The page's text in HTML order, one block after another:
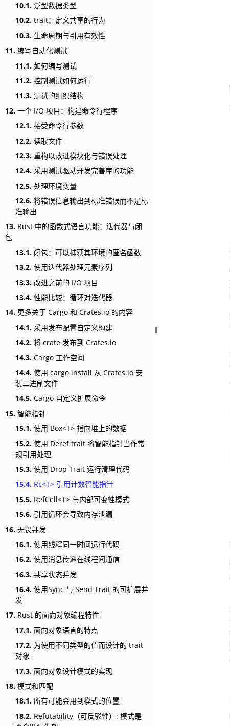
10.1. 泛型数据类型
10.2. trait：定义共享的行为
10.3. 生命周期与引用有效性
11. 编写自动化测试
11.1. 如何编写测试
11.2. 控制测试如何运行
11.3. 测试的组织结构
12. 一个 I/O 项目：构建命令行程序
12.1. 接受命令行参数
12.2. 读取文件
12.3. 重构以改进模块化与错误处理
12.4. 采用测试驱动开发完善库的功能
12.5. 处理环境变量
12.6. 将错误信息输出到标准错误而不是标
准输出
13. Rust 中的函数式语言功能：迭代器与闭
包
13.1. 闭包：可以捕获其环境的匿名函数
13.2. 使用迭代器处理元素序列
13.3. 改进之前的 I/O 项目
13.4. 性能比较：循环对迭代器
14. 更多关于 Cargo 和 Crates.io 的内容
14.1. 采用发布配置自定义构建
14.2. 将 crate 发布到 Crates.io
14.3. Cargo 工作空间
14.4. 使用 cargo install 从 Crates.io 安
装二进制文件
14.5. Cargo 自定义扩展命令
15. 智能指针
15.1. 使用 Box<T> 指向堆上的数据
15.2. 使用 Deref trait 将智能指针当作常
规引用处理
15.3. 使用 Drop Trait 运行清理代码
15.4. Rc<T> 引用计数智能指针
15.5. RefCell<T> 与内部可变性模式
15.6. 引用循环会导致内存泄漏
16. 无畏并发
16.1. 使用线程同一时间运行代码
16.2. 使用消息传递在线程间通信
16.3. 共享状态并发
16.4. 使用Sync 与 Send Trait 的可扩展并
发
17. Rust 的面向对象编程特性
17.1. 面向对象语言的特点
17.2. 为使用不同类型的值而设计的 trait
对象
17.3. 面向对象设计模式的实现
18. 模式和匹配
18.1. 所有可能会用到模式的位置
18.2. Refutability（可反驳性）: 模式是